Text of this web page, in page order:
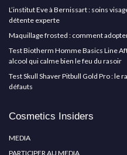
L’institut Eve à Bernissart : soins
détente experte
Maquillage frosted : comment
Test Biotherm Homme Basics Line
alcool qui calme bien le feu du rasoir
Test Skull Shaver Pitbull Gold Pro : le
défauts
Cosmetics Insiders
MEDIA
PARTICIPER AU MEDIA